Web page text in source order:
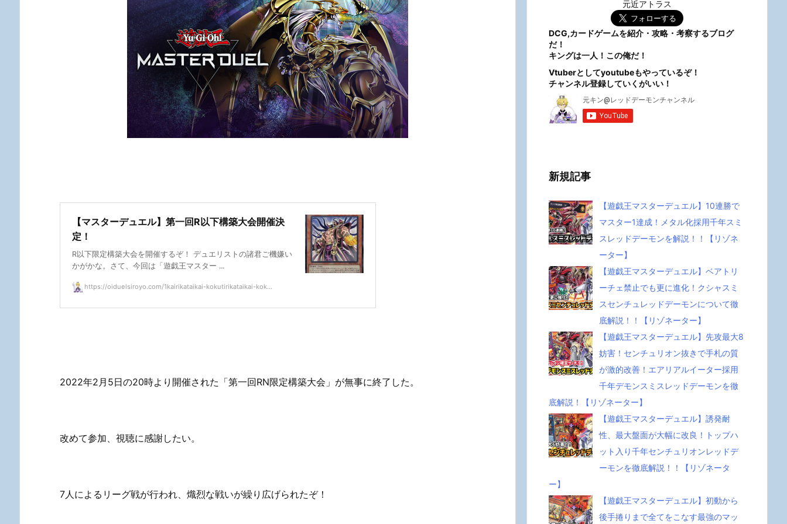
【マスターデュエル】第一回R以下構築大会開催決
定！
R以下限定構築大会を開催するぞ！ デュエリストの諸君ご機嫌い
かがかな。さて、今回は「遊戯王マスター ...
https://oiduelsiroyo.com/1kairikataikai-kokutirikataikai-kok...
2022年2月5日の20時より開催された「第一回RN限定構築大会」が無事に終了した。
改めて参加、視聴に感謝したい。
7人によるリーグ戦が行われ、熾烈な戦いが繰り広げられたぞ！
元近アトラス
DCG,カードゲームを紹介・攻略・考察するブログ
だ！
キングは一人！この俺だ！
Vtuberとしてyoutubeもやっているぞ！
チャンネル登録していくがいい！
新規記事
【遊戯王マスターデュエル】10連勝で
マスター1達成！メタル化採用千年スミ
スレッドデーモンを解説！！【リゾネ
ーター】
【遊戯王マスターデュエル】ベアトリ
ーチェ禁止でも更に進化！クシャスミ
スセンチュレッドデーモンについて徹
底解説！！【リゾネーター】
【遊戯王マスターデュエル】先攻最大8
妨害！センチュリオン抜きで手札の質
が激的改善！エアリアルイーター採用
千年デモンスミスレッドデーモンを徹
底解説！【リゾネーター】
【遊戯王マスターデュエル】誘発耐
性、最大盤面が大幅に改良！トップハ
ット入り千年センチュリオンレッドデ
ーモンを徹底解説！！【リゾネータ
ー】
【遊戯王マスターデュエル】初動から
後手捲りまで全てをこなす最強のマッ